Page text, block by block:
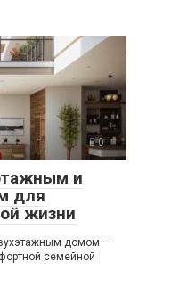
0
и
для
жизни
домом –
семейной